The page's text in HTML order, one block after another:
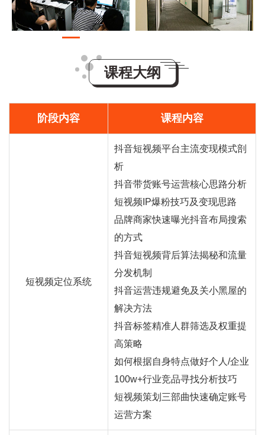
课程大纲
阶段内容 课程内容
短视频定位系统
抖音短视频平台主流变现模式剖
析
抖音带货账号运营核心思路分析
短视频IP爆粉技巧及变现思路
品牌商家快速曝光抖音布局搜索
的方式
抖音短视频背后算法揭秘和流量
分发机制
抖音运营违规避免及关小黑屋的
解决方法
抖音标签精准人群筛选及权重提
高策略
如何根据自身特点做好个人/企业
100w+行业竞品寻找分析技巧
短视频策划三部曲快速确定账号
运营方案